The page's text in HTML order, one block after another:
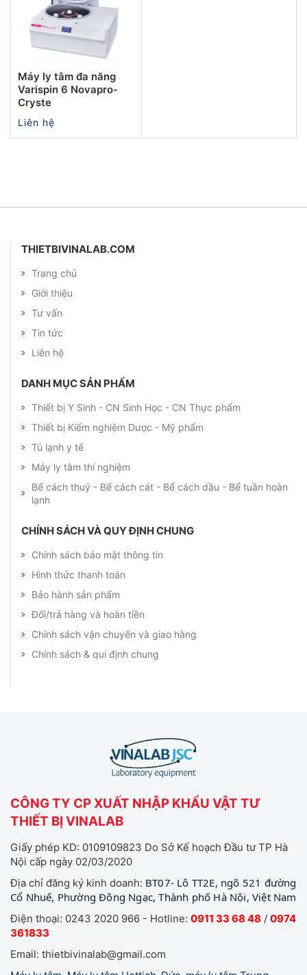
Máy ly tâm đa năng
Varispin 6 Novapro-
Cryste
Liên hệ
THIETBIVINALAB.COM
Trang chủ
Giới thiệu
Tư vấn
Tin tức
Liên hệ
DANH MỤC SẢN PHẨM
Thiết bị Y Sinh - CN Sinh Học - CN Thực phẩm
Thiết bị Kiểm nghiệm Dược - Mỹ phẩm
Tủ lạnh y tế
Máy ly tâm thí nghiệm
Bể cách thuỷ - Bể cách cát - Bể cách dầu - Bể tuần hoàn
lạnh
CHÍNH SÁCH VÀ QUY ĐỊNH CHUNG
Chính sách bảo mật thông tin
Hình thức thanh toán
Bảo hành sản phẩm
Đổi/trả hàng và hoàn tiền
Chính sách vận chuyển và giao hàng
Chính sách & qui định chung
CÔNG TY CP XUẤT NHẬP KHẨU VẬT TƯ
THIẾT BỊ VINALAB
Giấy phép KD: 0109109823 Do Sở Kế hoạch Đầu tư TP Hà
Nội cấp ngày 02/03/2020
Địa chỉ đăng ký kinh doanh: BT07- Lô TT2E, ngõ 521 đường
Cổ Nhuế, Phường Đông Ngạc, Thành phố Hà Nội, Việt Nam
Điện thoại: 0243 2020 966 - Hotline: 0911 33 68 48 / 0974
361833
Email: thietbivinalab@gmail.com